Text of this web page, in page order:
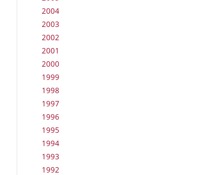
2004
2003
2002
2001
2000
1999
1998
1997
1996
1995
1994
1993
1992